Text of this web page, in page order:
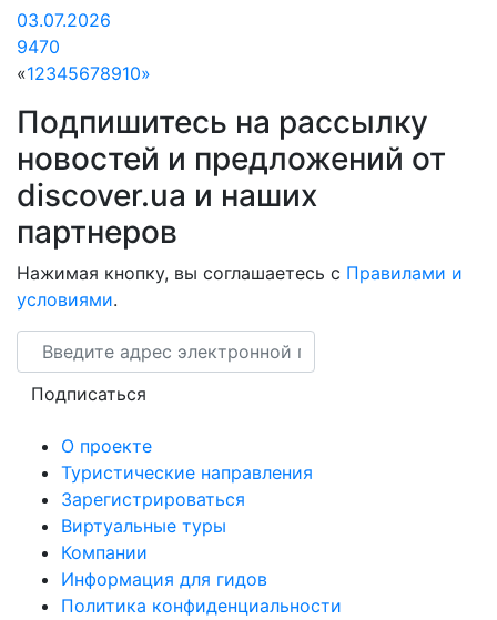
03.07.2026
9470
«12345678910»
Подпишитесь на рассылку
новостей и предложений от
discover.ua и наших
партнеров
Нажимая кнопку, вы соглашаетесь с Правилами и
условиями.
Email
Подписаться
О проекте
Туристические направления
Зарегистрироваться
Виртуальные туры
Компании
Информация для гидов
Политика конфиденциальности